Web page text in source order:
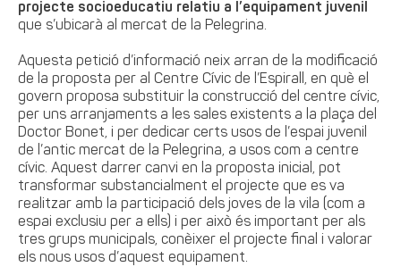
projecte socioeducatiu relatiu a l’equipament juvenil
que s’ubicarà al mercat de la Pelegrina.
Aquesta petició d’informació neix arran de la modificació
de la proposta per al Centre Cívic de l’Espirall, en què el
govern proposa substituir la construcció del centre cívic,
per uns arranjaments a les sales existents a la plaça del
Doctor Bonet, i per dedicar certs usos de l’espai juvenil
de l’antic mercat de la Pelegrina, a usos com a centre
cívic. Aquest darrer canvi en la proposta inicial, pot
transformar substancialment el projecte que es va
realitzar amb la participació dels joves de la vila (com a
espai exclusiu per a ells) i per això és important per als
tres grups municipals, conèixer el projecte final i valorar
els nous usos d’aquest equipament.